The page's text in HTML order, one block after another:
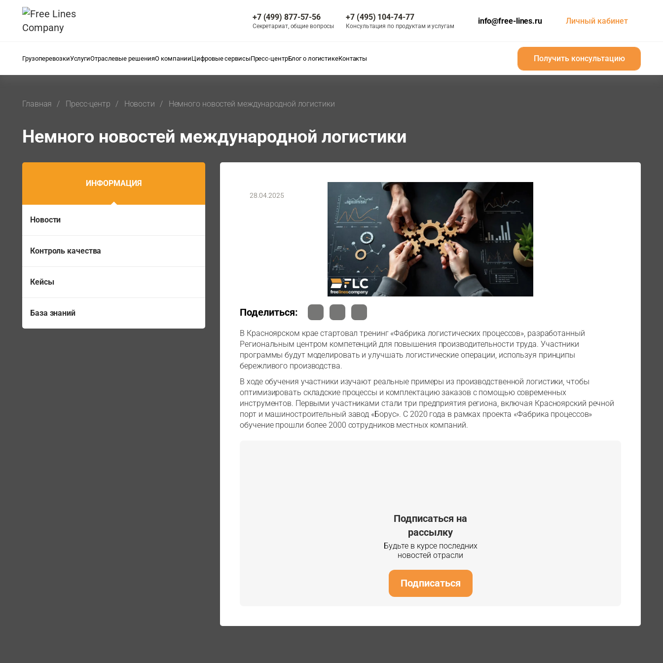
+7 (499) 877-57-56
Секретариат, общие вопросы
+7 (495) 104-74-77
Консультация по продуктам и услугам
info@free-lines.ru Личный кабинет
ГрузоперевозкиУслугиОтраслевые решенияО компанииЦифровые сервисыПресс-центрБлог о логистикеКонтакты Получить консультацию
Получить консультацию
Главная Пресс-центр Новости Немного новостей международной логистики
Немного новостей международной логистики
ИНФОРМАЦИЯ
Новости
Контроль качества
Кейсы
База знаний
28.04.2025
Поделиться:
В Красноярском крае стартовал тренинг «Фабрика логистических процессов», разработанный
Региональным центром компетенций для повышения производительности труда. Участники
программы будут моделировать и улучшать логистические операции, используя принципы
бережливого производства.
В ходе обучения участники изучают реальные примеры из производственной логистики, чтобы
оптимизировать складские процессы и комплектацию заказов с помощью современных
инструментов. Первыми участниками стали три предприятия региона, включая Красноярский речной
порт и машиностроительный завод «Борус». С 2020 года в рамках проекта «Фабрика процессов»
обучение прошли более 2000 сотрудников местных компаний.
Подписаться на
рассылку
Будьте в курсе последних
новостей отрасли
Подписаться